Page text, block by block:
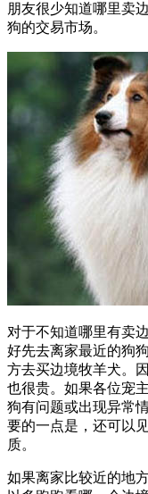
朋友很少知道哪里卖
狗的交易市场。
对于不知道哪里有卖
好先去离家最近的狗
方去买边境牧羊犬。
也很贵。如果各位宠
狗有问题或出现异常
要的一点是，还可以
质。
如果离家比较近的地